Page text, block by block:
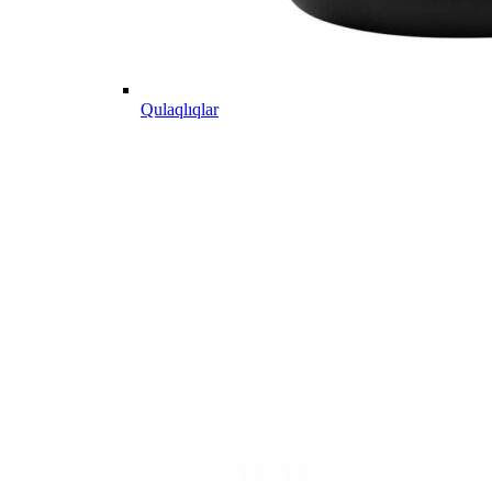
Qulaqlıqlar